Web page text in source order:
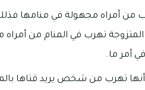
من أمراه مجهولة في منامها
المتزوجة تهرب في المنام من
أمر ما.
أنها تهرب من شخص يريد قتاها